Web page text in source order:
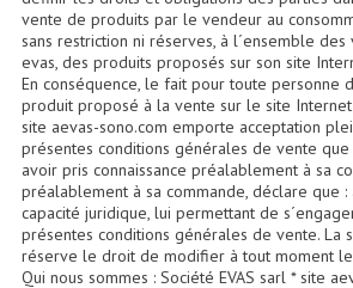
Recevoir Nos
Faire Votre Devis
CATÉGORIES
Sonorisation
Accessoires Pieds Cellules
Accessoires Enceintes
vente de produits par le vendeur au
sans restriction ni réserves, à l´ensemble
evas, des produits proposés sur son site
En conséquence, le fait pour toute personne
produit proposé à la vente sur le site
site aevas-sono.com emporte acceptation
présentes conditions générales de vente
avoir pris connaissance préalablement à sa
préalablement à sa commande, déclare que
capacité juridique, lui permettant de
présentes conditions générales de vente. La
réserve le droit de modifier à tout moment
Qui nous sommes : Société EVAS sarl * site